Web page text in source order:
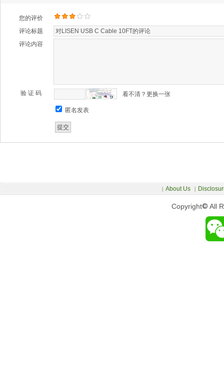
您的评价
评论标题
评论内容
验 证 码 看不清？更换一张
匿名发表
Copyright© All
| About Us |